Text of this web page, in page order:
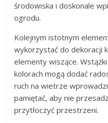
środowiska i doskonale
ogrodu.
Kolejnym istotnym
wykorzystać do dekoracji
elementy wiszące.
kolorach mogą dodać
ruch na wietrze
pamiętać, aby nie
przytłoczyć przestrzeni.